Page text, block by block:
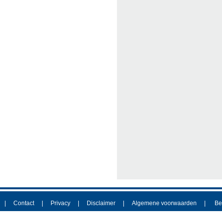
Contact Privacy Disclaimer Algemene voorwaarden